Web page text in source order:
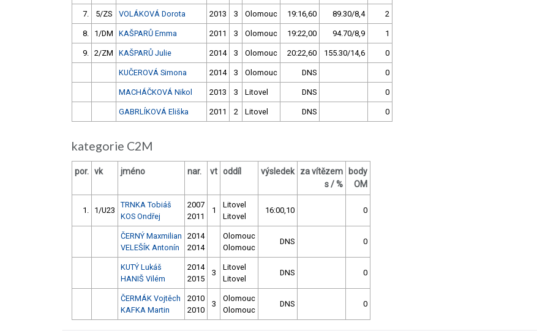
7. 5/ZS VOLÁKOVÁ Dorota 2013 3 Olomouc 19:16,60 89.30/8,4 2
8. 1/DM KAŠPARŮ Emma 2011 3 Olomouc 19:22,00 94.70/8,9 1
9. 2/ZM KAŠPARŮ Julie 2014 3 Olomouc 20:22,60 155.30/14,6 0
KUČEROVÁ Simona 2014 3 Olomouc DNS 0
MACHÁČKOVÁ Nikol 2013 3 Litovel DNS 0
GABRLÍKOVÁ Eliška 2011 2 Litovel DNS 0
kategorie C2M
por. vk jméno nar. vt oddíl výsledek
za vítězem
s / %
body
OM
1. 1/U23
TRNKA Tobiáš
KOS Ondřej
2007
2011
1
Litovel
Litovel
16:00,10 0
ČERNÝ Maxmilian
VELEŠÍK Antonín
2014
2014
Olomouc
Olomouc
DNS 0
KUTÝ Lukáš
HANIŠ Vilém
2014
2015
3
Litovel
Litovel
DNS 0
ČERMÁK Vojtěch
KAFKA Martin
2010
2010
3
Olomouc
Olomouc
DNS 0